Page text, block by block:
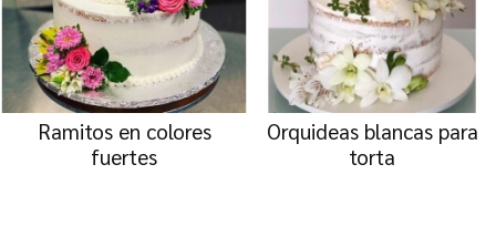
Ramitos en colores
fuertes
Orquideas blancas para
torta